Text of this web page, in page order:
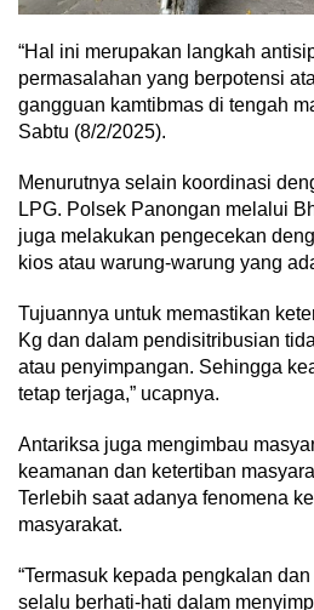
“Hal ini merupakan langkah
permasalahan yang berpotensi
gangguan kamtibmas di tengah
Sabtu (8/2/2025).
Menurutnya selain koordinasi
LPG. Polsek Panongan melalui
juga melakukan pengecekan
kios atau warung-warung yang
Tujuannya untuk memastikan
Kg dan dalam pendisitribusian
atau penyimpangan. Sehingga
tetap terjaga,” ucapnya.
Antariksa juga mengimbau
keamanan dan ketertiban
Terlebih saat adanya fenomena
masyarakat.
“Termasuk kepada pengkalan
selalu berhati-hati dalam